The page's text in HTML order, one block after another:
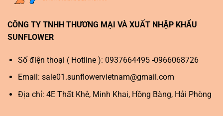
CÔNG TY TNHH THƯƠNG MẠI VÀ XUẤT NHẬP KHẨU
SUNFLOWER
Số điện thoại ( Hotline ): 0937664495 -0966068726
Email: sale01.sunflowervietnam@gmail.com
Địa chỉ: 4E Thất Khê, Minh Khai, Hồng Bàng, Hải Phòng